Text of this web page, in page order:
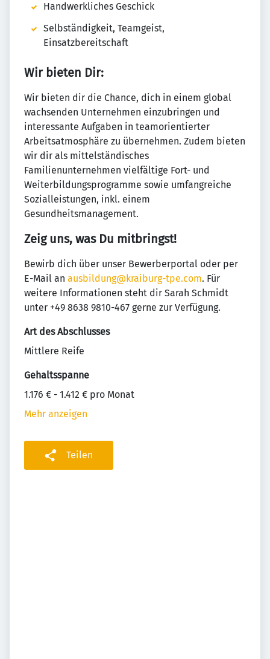
Handwerkliches Geschick
Selbständigkeit, Teamgeist,
Einsatzbereitschaft
Wir bieten Dir:
Wir bieten dir die Chance, dich in einem global
wachsenden Unternehmen einzubringen und
interessante Aufgaben in teamorientierter
Arbeitsatmosphäre zu übernehmen. Zudem bieten
wir dir als mittelständisches
Familienunternehmen vielfältige Fort- und
Weiterbildungsprogramme sowie umfangreiche
Sozialleistungen, inkl. einem
Gesundheitsmanagement.
Zeig uns, was Du mitbringst!
Bewirb dich über unser Bewerberportal oder per
E-Mail an ausbildung@kraiburg-tpe.com. Für
weitere Informationen steht dir Sarah Schmidt
unter +49 8638 9810-467 gerne zur Verfügung.
Art des Abschlusses
Mittlere Reife
Gehaltsspanne
1.176 € - 1.412 € pro Monat
Mehr anzeigen
Teilen